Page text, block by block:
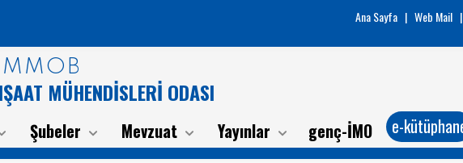
Ana Sayfa | Web Mail |
MÜHENDİSLERİ ODASI
Şubeler Mevzuat Yayınlar genç-İMO e-